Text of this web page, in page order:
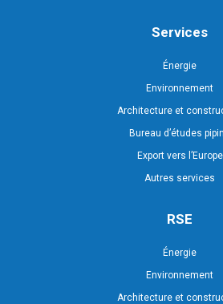
Services
Énergie
Environnement
Architecture et
Bureau d’études
Export vers l’Europe
Autres services
RSE
Énergie
Environnement
Architecture et